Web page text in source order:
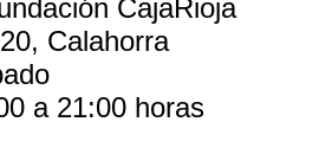
CajaRioja
Calahorra
a 21:00 horas